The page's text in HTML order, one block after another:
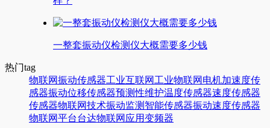
一整套振动仪检测仪大概需要多少钱
热门tag
物联网振动传感器工业互联网 工业物联网 电机加速度传
感器振动位移传感器预测性维护温度传感器速度传感器
传感器物联网技术振动监测 智能传感器振动速度传感器
物联网平台台达物联网应用变频器